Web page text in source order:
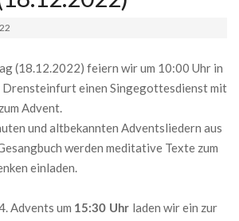
(18.12.2022) feiern wir um 10:00 Uhr in
einen Singegottesdienst mit
Advent.
und altbekannten Adventsliedern aus
werden meditative Texte zum
einladen.
Advents um 15:30 Uhr laden wir ein zur